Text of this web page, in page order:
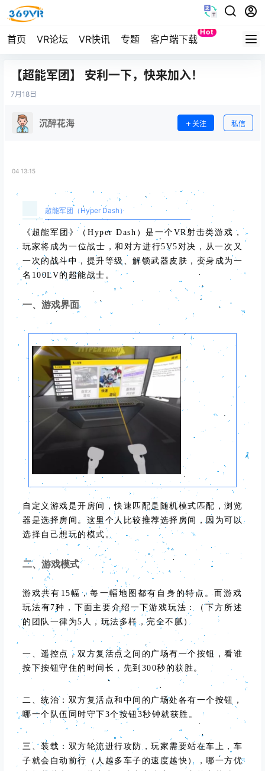
首页 VR论坛 VR快讯 专题 客户端下载
Hot
Quest
【超能军团】 安利一下，快来加入！
7月 18日
沉醉花海 关注 私信
04 13:15
超能军团（Hyper Dash）
《超能军团》（Hyper Dash）是一个VR射击类游戏，
玩家将成为一位战士，和对方进行5V5对决，从一次又
一次的战斗中，提升等级、解锁武器皮肤，变身成为一
名100LV的超能战士。
一、游戏界面
自定义游戏是开房间，快速匹配是随机模式匹配，浏览
器是选择房间。这里个人比较推荐选择房间，因为可以
选择自己想玩的模式。
二、游戏模式
游戏共有15幅，每一幅地图都有自身的特点。而游戏
玩法有7种，下面主要介绍一下游戏玩法：（下方所述
的团队一律为5人，玩法多样，完全不腻）
一、遥控点，双方复活点之间的广场有一个按钮，看谁
按下按钮守住的时间长，先到300秒的获胜。
二、统治：双方复活点和中间的广场处各有一个按钮，
哪一个队伍同时守下3个按钮3秒钟就获胜。
三、装载：双方轮流进行攻防，玩家需要站在车上，车
子就会自动前行（人越多车子的速度越快），哪一方优